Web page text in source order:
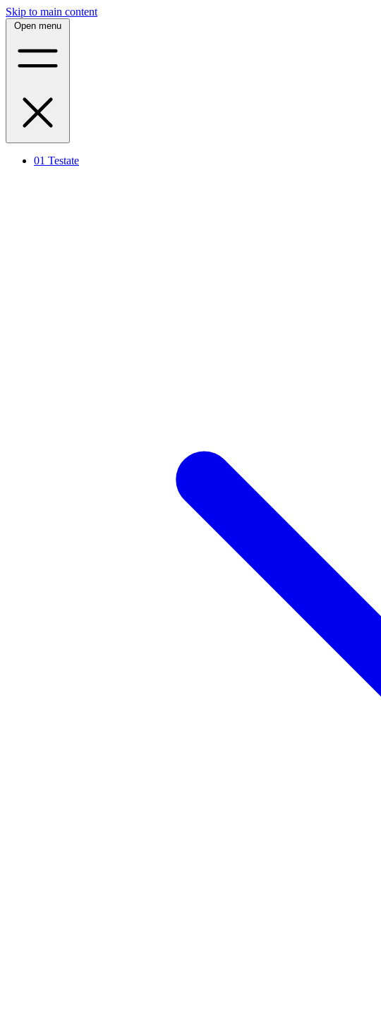
Skip to main content
Open menu
01 Testate